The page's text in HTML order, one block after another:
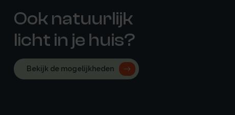
Ook natuurlijk
licht in je huis?
Bekijk de mogelijkheden